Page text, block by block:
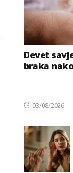
Devet
braka
Posted
03/08/2026